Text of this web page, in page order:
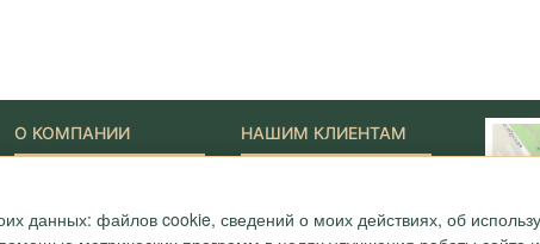
данных: файлов cookie, сведений о моих действиях, об
О КОМПАНИИ
ONYX-VIP
Сотрудники
НАШИМ КЛИЕНТАМ
Полезные статьи
Карта